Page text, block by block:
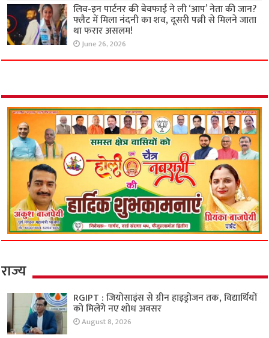
लिव-इन पार्टनर की बेवफाई ने ली ‘आप’ नेता की जान?
फ्लैट में मिला नंदनी का शव, दूसरी पत्नी से मिलने जाता
था फरार असलम!
June 26, 2026
राज्य
RGIPT : जियोसाइंस से ग्रीन हाइड्रोजन तक, विद्यार्थियों
को मिलेंगे नए शोध अवसर
August 8, 2026